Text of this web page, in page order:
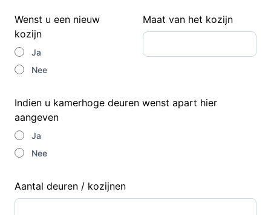
Wenst u een nieuw
kozijn
Ja
Nee
Maat van het kozijn
Indien u kamerhoge deuren wenst apart hier
aangeven
Ja
Nee
Aantal deuren / kozijnen